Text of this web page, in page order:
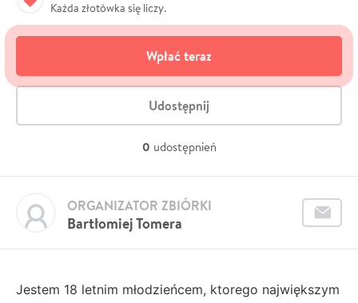
Każda złotówka się liczy.
Wpłać teraz
Udostępnij
0 udostępnień
Bartłomiej Tomera
ORGANIZATOR ZBIÓRKI
Jestem 18 letnim młodzieńcem, ktorego największym